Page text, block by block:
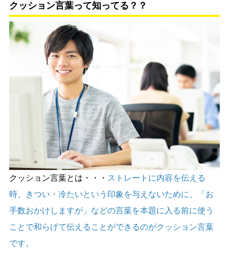
クッション言葉って知ってる？？
クッション言葉とは・・・ ストレートに内容を伝える
時、きつい・冷たいという印象を与えないために、「お
手数おかけしますが」などの言葉を本題に入る前に使う
ことで和らげて伝えることができるのがクッション言葉
です。